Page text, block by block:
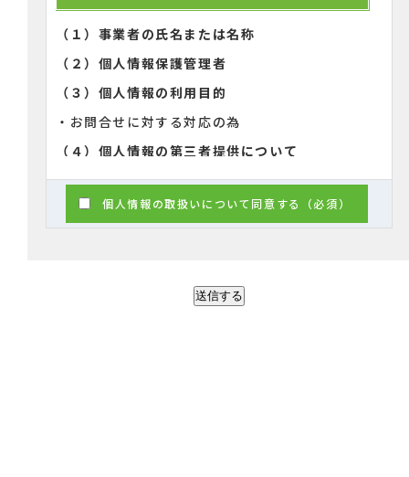
（１）事業者の氏名または名称
（２）個人情報保護管理者
（３）個人情報の利用目的
・お問合せに対する対応の為
（４）個人情報の第三者提供について
取得した個人情報は法令等による場合を除いて
第三者に提供することはありません。
委託することはありません。
個人情報の取扱いについて同意する（必須）